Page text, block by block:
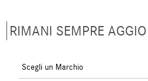
RIMANI SEMPRE